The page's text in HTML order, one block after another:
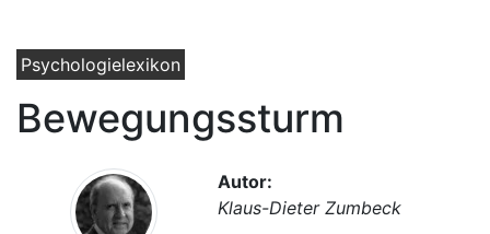
Psychologielexikon
Bewegungssturm
Autor:
Klaus-Dieter Zumbeck